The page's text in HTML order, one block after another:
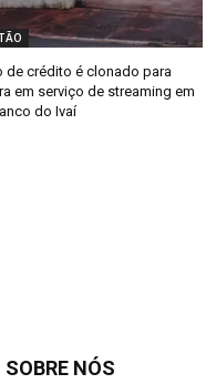
de crédito é clonado para
em serviço de streaming em
do Ivaí
SOBRE NÓS